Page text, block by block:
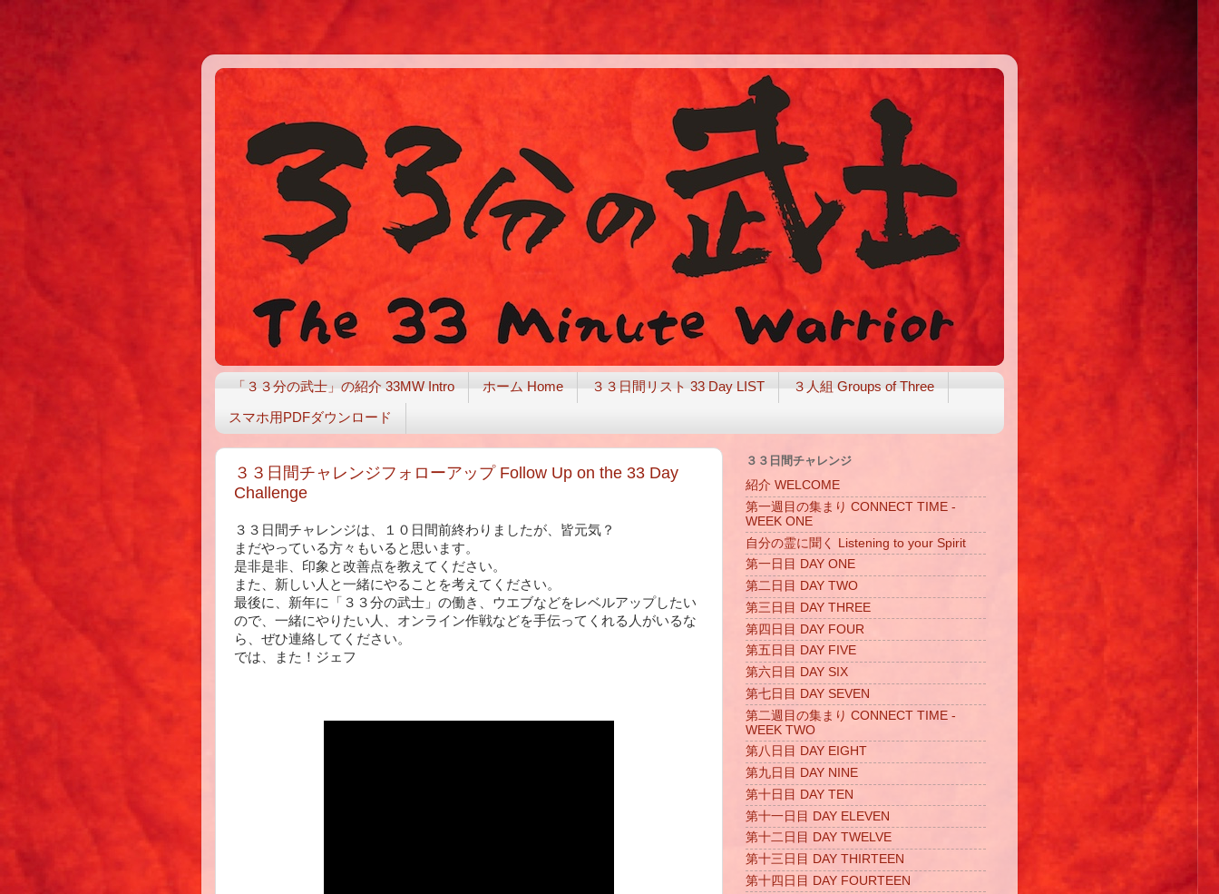
「３３分の武士」の紹介 33MW Intro ホーム Home ３３日間リスト 33 Day LIST
３人組 Groups of Three
スマホ用PDFダウンロード
３３日間チャレンジフォローアップ Follow Up on the 33 Day
Challenge
３３日間チャレンジは、１０日間前終わりましたが、皆元気？
まだやっている方々もいると思います。
是非是非、印象と改善点を教えてください。
また、新しい人と一緒にやることを考えてください。
最後に、新年に「３３分の武士」の働き、ウエブなどをレベルアップしたい
ので、一緒にやりたい人、オンライン作戦などを手伝ってくれる人がいるな
ら、ぜひ連絡してください。
では、また！ジェフ
３３日間チャレンジ
紹介 WELCOME
第一週目の集まり CONNECT TIME -
WEEK ONE
自分の霊に聞く Listening to your Spirit
第一日目 DAY ONE
第二日目 DAY TWO
第三日目 DAY THREE
第四日目 DAY FOUR
第五日目 DAY FIVE
第六日目 DAY SIX
第七日目 DAY SEVEN
第二週目の集まり CONNECT TIME -
WEEK TWO
第八日目 DAY EIGHT
第九日目 DAY NINE
第十日目 DAY TEN
第十一日目 DAY ELEVEN
第十二日目 DAY TWELVE
第十三日目 DAY THIRTEEN
第十四日目 DAY FOURTEEN